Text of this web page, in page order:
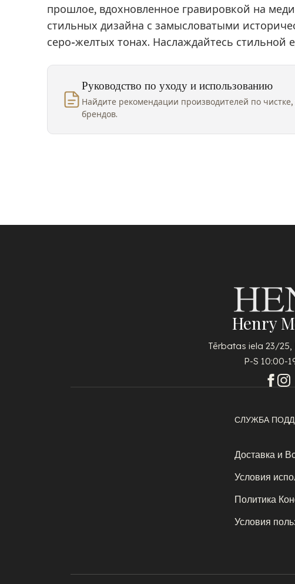
прошлое, вдохновленное гравировкой на
стильных дизайна с замысловатыми
серо-желтых тонах. Наслаждайтесь стильной
Руководство по уходу и использованию
Найдите рекомендации производителей по
брендов.
Henry
Tērbatas iela 23/25,
P-S 10:00-
СЛУЖБА
Доставка и
Условия
Политика
Условия